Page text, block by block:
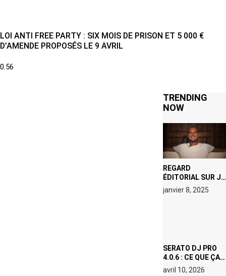
LOI ANTI FREE PARTY : SIX MOIS DE PRISON ET 5 000 €
D’AMENDE PROPOSÉS LE 9 AVRIL
TRENDING
NOW
REGARD
ÉDITORIAL SUR JE
M’APPELLE TIM
(NETFLIX) : AVICII,
janvier 8, 2025
SERATO DJ PRO
4.0.6 : CE QUE ÇA
CHANGE, MÊME SI
avril 10, 2026